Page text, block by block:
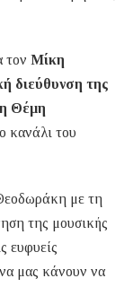
τον Μίκη
διεύθυνση της
Θέμη
κανάλι του
με τη
της μουσικής
ευφυείς
μας κάνουν να